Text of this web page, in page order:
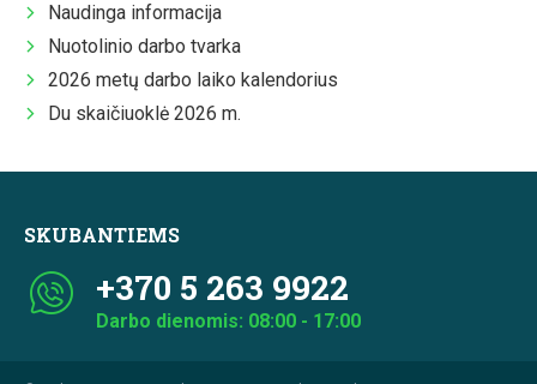
Naudinga informacija
Nuotolinio darbo tvarka
2026 metų darbo laiko kalendorius
Du skaičiuoklė 2026 m.
SKUBANTIEMS
+370 5 263 9922
Darbo dienomis: 08:00 - 17:00